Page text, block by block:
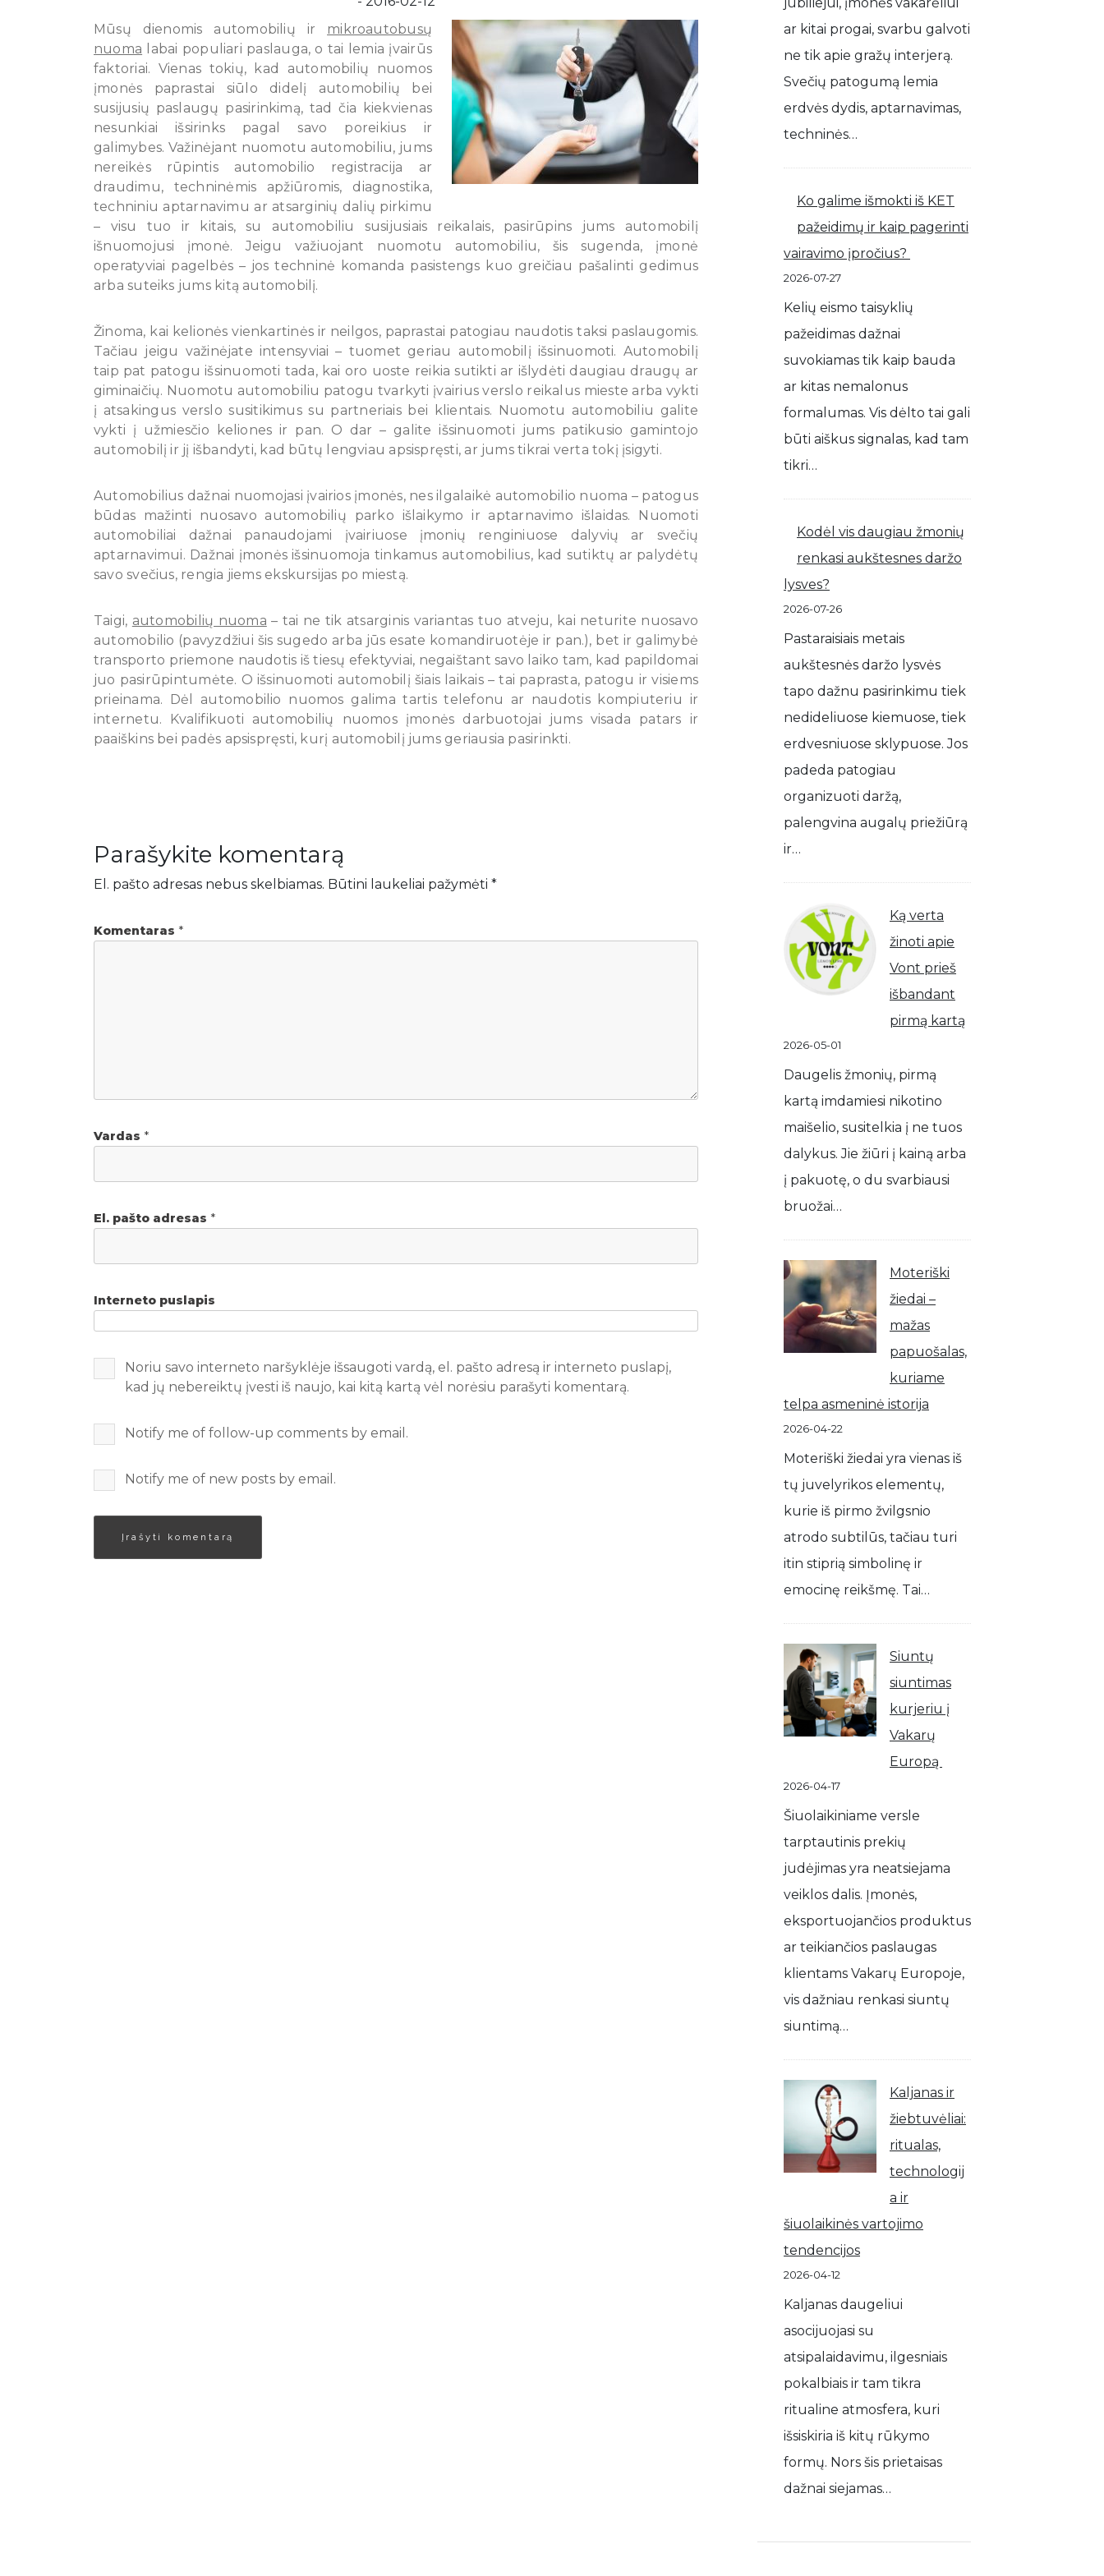
Mūsų dienomis automobilių ir mikroautobusų
nuoma labai populiari paslauga, o tai lemia įvairūs
faktoriai. Vienas tokių, kad automobilių nuomos
įmonės paprastai siūlo didelį automobilių bei
susijusių paslaugų pasirinkimą, tad čia kiekvienas
nesunkiai išsirinks pagal savo poreikius ir
galimybes. Važinėjant nuomotu automobiliu, jums
nereikės rūpintis automobilio registracija ar
draudimu, techninėmis apžiūromis, diagnostika,
techniniu aptarnavimu ar atsarginių dalių pirkimu
– visu tuo ir kitais, su automobiliu susijusiais reikalais, pasirūpins jums automobilį
išnuomojusi įmonė. Jeigu važiuojant nuomotu automobiliu, šis sugenda, įmonė
operatyviai pagelbės – jos techninė komanda pasistengs kuo greičiau pašalinti gedimus
arba suteiks jums kitą automobilį.
Žinoma, kai kelionės vienkartinės ir neilgos, paprastai patogiau naudotis taksi paslaugomis.
Tačiau jeigu važinėjate intensyviai – tuomet geriau automobilį išsinuomoti. Automobilį
taip pat patogu išsinuomoti tada, kai oro uoste reikia sutikti ar išlydėti daugiau draugų ar
giminaičių. Nuomotu automobiliu patogu tvarkyti įvairius verslo reikalus mieste arba vykti
į atsakingus verslo susitikimus su partneriais bei klientais. Nuomotu automobiliu galite
vykti į užmiesčio keliones ir pan. O dar – galite išsinuomoti jums patikusio gamintojo
automobilį ir jį išbandyti, kad būtų lengviau apsispręsti, ar jums tikrai verta tokį įsigyti.
Automobilius dažnai nuomojasi įvairios įmonės, nes ilgalaikė automobilio nuoma – patogus
būdas mažinti nuosavo automobilių parko išlaikymo ir aptarnavimo išlaidas. Nuomoti
automobiliai dažnai panaudojami įvairiuose įmonių renginiuose dalyvių ar svečių
aptarnavimui. Dažnai įmonės išsinuomoja tinkamus automobilius, kad sutiktų ar palydėtų
savo svečius, rengia jiems ekskursijas po miestą.
Taigi, automobilių nuoma – tai ne tik atsarginis variantas tuo atveju, kai neturite nuosavo
automobilio (pavyzdžiui šis sugedo arba jūs esate komandiruotėje ir pan.), bet ir galimybė
transporto priemone naudotis iš tiesų efektyviai, negaištant savo laiko tam, kad papildomai
juo pasirūpintumėte. O išsinuomoti automobilį šiais laikais – tai paprasta, patogu ir visiems
prieinama. Dėl automobilio nuomos galima tartis telefonu ar naudotis kompiuteriu ir
internetu. Kvalifikuoti automobilių nuomos įmonės darbuotojai jums visada patars ir
paaiškins bei padės apsispręsti, kurį automobilį jums geriausia pasirinkti.
Parašykite komentarą
El. pašto adresas nebus skelbiamas. Būtini laukeliai pažymėti *
Komentaras *
Vardas *
El. pašto adresas *
Interneto puslapis
Noriu savo interneto naršyklėje išsaugoti vardą, el. pašto adresą ir interneto puslapį,
kad jų nebereiktų įvesti iš naujo, kai kitą kartą vėl norėsiu parašyti komentarą.
Notify me of follow-up comments by email.
Notify me of new posts by email.
ar kitai progai, svarbu galvoti
ne tik apie gražų interjerą.
Svečių patogumą lemia
erdvės dydis, aptarnavimas,
techninės…
Ko galime išmokti iš KET
pažeidimų ir kaip pagerinti
vairavimo įpročius?
2026-07-27
Kelių eismo taisyklių
pažeidimas dažnai
suvokiamas tik kaip bauda
ar kitas nemalonus
formalumas. Vis dėlto tai gali
būti aiškus signalas, kad tam
tikri…
Kodėl vis daugiau žmonių
renkasi aukštesnes daržo
lysves?
2026-07-26
Pastaraisiais metais
aukštesnės daržo lysvės
tapo dažnu pasirinkimu tiek
nedideliuose kiemuose, tiek
erdvesniuose sklypuose. Jos
padeda patogiau
organizuoti daržą,
palengvina augalų priežiūrą
ir…
Ką verta
žinoti apie
Vont prieš
išbandant
pirmą kartą
2026-05-01
Daugelis žmonių, pirmą
kartą imdamiesi nikotino
maišelio, susitelkia į ne tuos
dalykus. Jie žiūri į kainą arba
į pakuotę, o du svarbiausi
bruožai…
Moteriški
žiedai –
mažas
papuošalas,
kuriame
telpa asmeninė istorija
2026-04-22
Moteriški žiedai yra vienas iš
tų juvelyrikos elementų,
kurie iš pirmo žvilgsnio
atrodo subtilūs, tačiau turi
itin stiprią simbolinę ir
emocinę reikšmę. Tai…
Siuntų
siuntimas
kurjeriu į
Vakarų
Europą
2026-04-17
Šiuolaikiniame versle
tarptautinis prekių
judėjimas yra neatsiejama
veiklos dalis. Įmonės,
eksportuojančios produktus
ar teikiančios paslaugas
klientams Vakarų Europoje,
vis dažniau renkasi siuntų
siuntimą…
Kaljanas ir
žiebtuvėliai:
ritualas,
technologij
a ir
šiuolaikinės vartojimo
tendencijos
2026-04-12
Kaljanas daugeliui
asocijuojasi su
atsipalaidavimu, ilgesniais
pokalbiais ir tam tikra
ritualine atmosfera, kuri
išsiskiria iš kitų rūkymo
formų. Nors šis prietaisas
dažnai siejamas…